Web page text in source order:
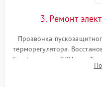
3. Ремонт
Прозвонка
терморегулятора.
Frost, включая ТЭН оттайки
платы